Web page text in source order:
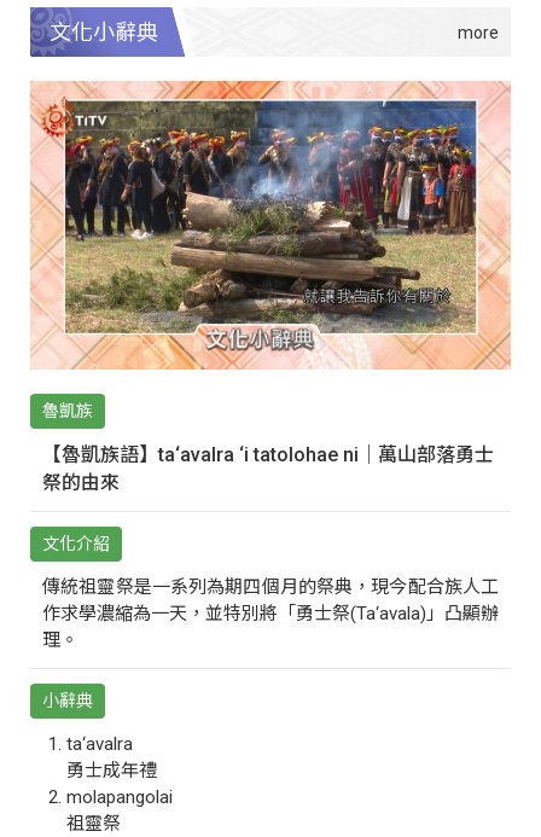
文化小辭典
魯凱族
【魯凱族語】ta‘avalra ‘i tatolohae ni｜萬山部落勇士
祭的由來
文化介紹
傳統祖靈祭是一系列為期四個月的祭典，現今配合族人工
作求學濃縮為一天，並特別將「勇士祭(Ta‘avala)」凸顯辦
理。
小辭典
ta‘avalra
勇士成年禮
molapangolai
祖靈祭